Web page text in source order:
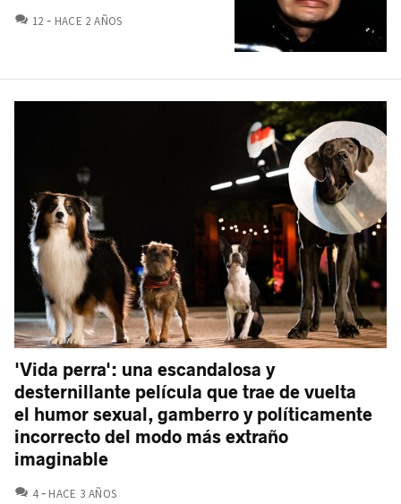
12 COMENTARIOS
HACE 2 AÑOS
'Vida perra': una escandalosa y
desternillante película que trae de vuelta
el humor sexual, gamberro y políticamente
incorrecto del modo más extraño
imaginable
4 COMENTARIOS
HACE 3 AÑOS